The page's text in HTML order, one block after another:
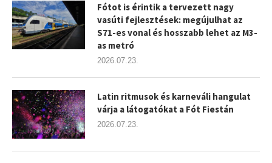
Fótot is érintik a tervezett nagy
vasúti fejlesztések: megújulhat az
S71-es vonal és hosszabb lehet az M3-
as metró
2026.07.23.
Latin ritmusok és karneváli hangulat
várja a látogatókat a Fót Fiestán
2026.07.23.